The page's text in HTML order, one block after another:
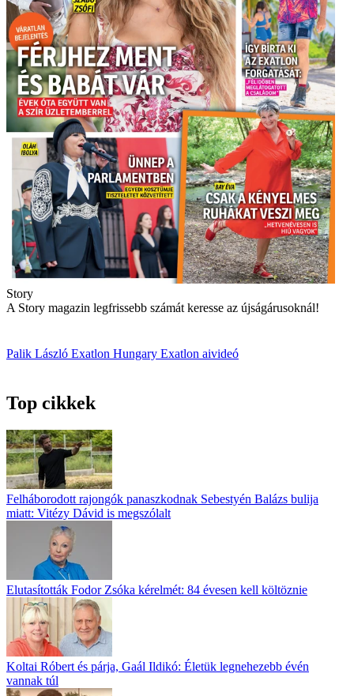
Story
A Story magazin legfrissebb számát keresse az újságárusoknál!
Palik László Exatlon Hungary Exatlon aivideó
Top cikkek
Felháborodott rajongók panaszkodnak Sebestyén Balázs bulija
miatt: Vitézy Dávid is megszólalt
Elutasították Fodor Zsóka kérelmét: 84 évesen kell költöznie
Koltai Róbert és párja, Gaál Ildikó: Életük legnehezebb évén
vannak túl